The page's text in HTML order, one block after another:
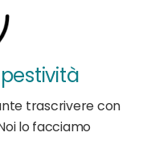
trascrivere con
lo facciamo